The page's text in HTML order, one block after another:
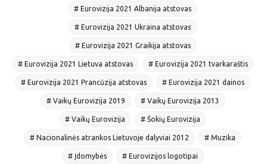
# Eurovizija 2021 Albanija atstovas
# Eurovizija 2021 Ukraina atstovas
# Eurovizija 2021 Graikija atstovas
# Eurovizija 2021 Lietuva atstovas # Eurovizija 2021 tvarkaraštis
# Eurovizija 2021 Prancūzija atstovas # Eurovizija 2021 dainos
# Vaikų Eurovizija 2019 # Vaikų Eurovizija 2013
# Vaikų Eurovizija # Šokių Eurovizija
# Nacionalinės atrankos Lietuvoje dalyviai 2012 # Muzika
# Įdomybės # Eurovizijos logotipai